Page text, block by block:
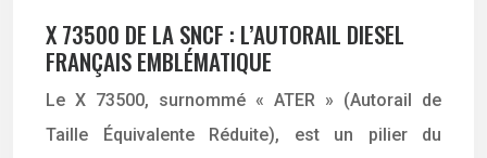
X 73500 DE LA SNCF : L’AUTORAIL DIESEL
FRANÇAIS EMBLÉMATIQUE
Le X 73500, surnommé « ATER » (Autorail de
Taille Équivalente Réduite), est un pilier du